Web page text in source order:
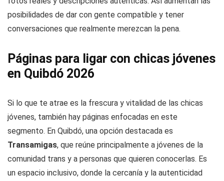
posibilidades de dar con gente compatible y tener
conversaciones que realmente merezcan la pena.
Páginas para ligar con chicas jóvenes
en Quibdó 2026
Si lo que te atrae es la frescura y vitalidad de las chicas
jóvenes, también hay páginas enfocadas en este
segmento. En Quibdó, una opción destacada es
Transamigas, que reúne principalmente a jóvenes de la
comunidad trans y a personas que quieren conocerlas. Es
un espacio inclusivo, donde la cercanía y la autenticidad